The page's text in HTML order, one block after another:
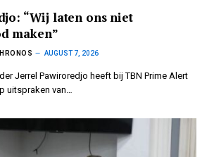
“Wij laten ons niet
maken”
AUGUST 7, 2026
Jerrel Pawiroredjo heeft bij TBN Prime Alert
uitspraken van…